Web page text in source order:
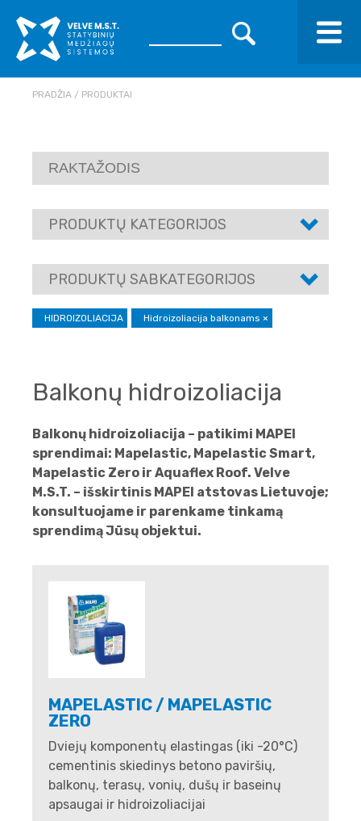
PRADŽIA PRODUKTAI
PRODUKTŲ KATEGORIJOS
PRODUKTŲ SABKATEGORIJOS
HIDROIZOLIACIJA Hidroizoliacija balkonams ×
Balkonų hidroizoliacija
Balkonų hidroizoliacija – patikimi MAPEI
sprendimai: Mapelastic, Mapelastic Smart,
Mapelastic Zero ir Aquaflex Roof. Velve
M.S.T. – išskirtinis MAPEI atstovas Lietuvoje;
konsultuojame ir parenkame tinkamą
sprendimą Jūsų objektui.
MAPELASTIC / MAPELASTIC
ZERO
Dviejų komponentų elastingas (iki -20°C)
cementinis skiedinys betono paviršių,
balkonų, terasų, vonių, dušų ir baseinų
apsaugai ir hidroizoliacijai